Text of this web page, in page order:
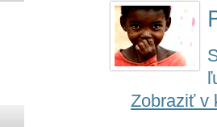
Zobraziť v